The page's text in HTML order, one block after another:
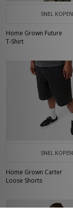
SNEL KOPEN
Home Grown Future
T-Shirt
SNEL KOPEN
Home Grown Carter
Loose Shorts